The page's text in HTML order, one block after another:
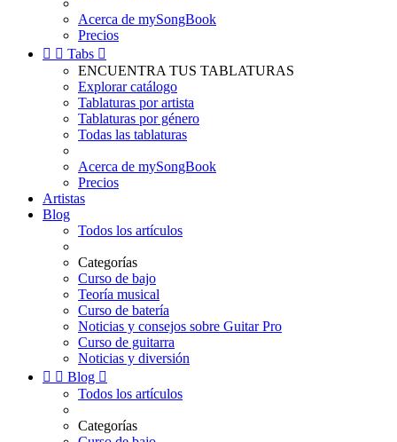
Acerca de mySongBook
Precios
  Tabs 
ENCUENTRA TUS TABLATURAS
Explorar catálogo
Tablaturas por artista
Tablaturas por género
Todas las tablaturas
Acerca de mySongBook
Precios
Artistas
Blog
Todos los artículos
Categorías
Curso de bajo
Teoría musical
Curso de batería
Noticias y consejos sobre Guitar Pro
Curso de guitarra
Noticias y diversión
  Blog 
Todos los artículos
Categorías